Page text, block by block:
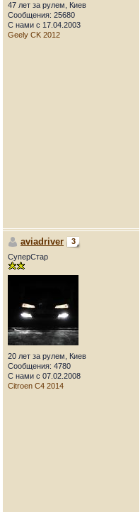
47 лет за рулем, Киев
Сообщения: 25680
С нами с 17.04.2003
Geely CK 2012
aviadriver
3
СуперСтар
20 лет за рулем, Киев
Сообщения: 4780
С нами с 07.02.2008
Citroen C4 2014